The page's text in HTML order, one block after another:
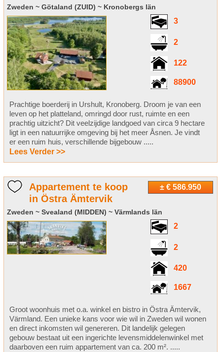
Zweden ~ Götaland (ZUID) ~ Kronobergs län
3
2
122
88900
Prachtige boerderij in Urshult, Kronoberg. Droom je van een
leven op het platteland, omringd door rust, ruimte en een
prachtig uitzicht? Dit veelzijdige landgoed van circa 9 hectare
ligt in een natuurrijke omgeving bij het meer Åsnen. Je vindt
er een ruim huis, verschillende bijgebouw .....
Lees Verder >>
± € 586.950
Appartement te koop
in Östra Ämtervik
Zweden ~ Svealand (MIDDEN) ~ Värmlands län
2
2
420
1667
Groot woonhuis met o.a. winkel en bistro in Östra Ämtervik,
Värmland. Een unieke kans voor wie wil in Zweden wil wonen
en direct inkomsten wil genereren. Dit landelijk gelegen
gebouw bestaat uit een ingerichte levensmiddelenwinkel met
daarboven een ruim appartement van ca. 200 m². .....